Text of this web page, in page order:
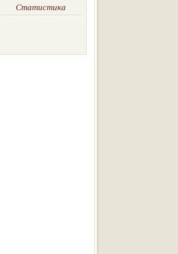
Статистика